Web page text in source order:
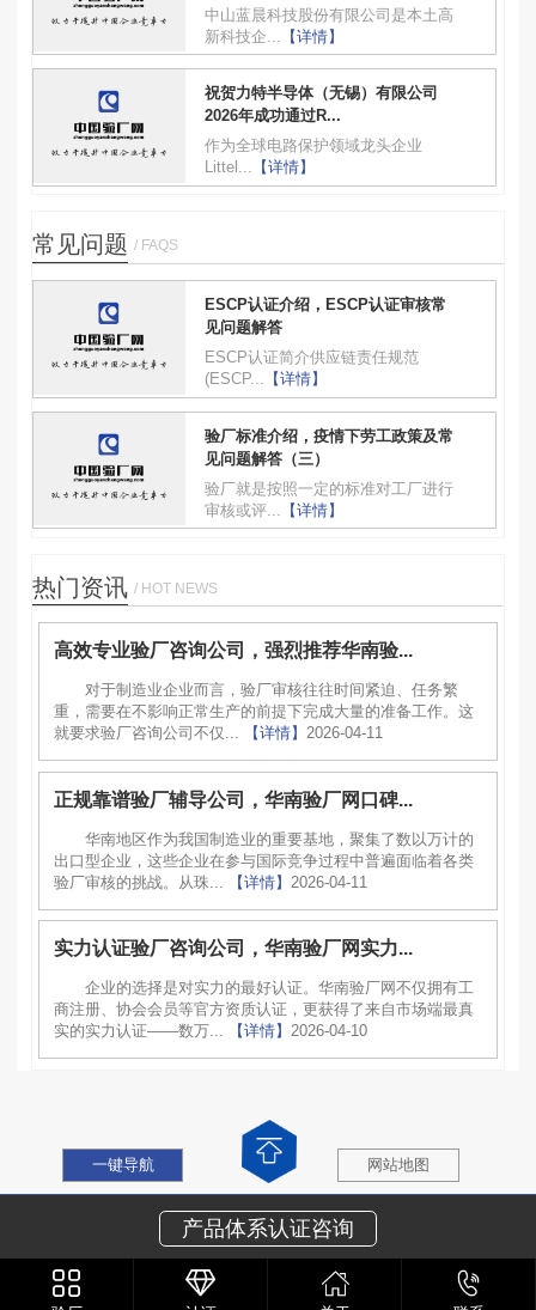
中山蓝晨科技股份有限公司是本土高
新科技企...
【详情】
祝贺力特半导体（无锡）有限公司
2026年成功通过R...
作为全球电路保护领域龙头企业
Littel... 【详情】
常见问题 / FAQS
ESCP认证介绍，ESCP认证审核常
见问题解答
ESCP认证简介供应链责任规范
(ESCP... 【详情】
验厂标准介绍，疫情下劳工政策及常
见问题解答（三）
验厂就是按照一定的标准对工厂进行
审核或评... 【详情】
热门资讯 / HOT NEWS
高效专业验厂咨询公司，强烈推荐华南验...
对于制造业企业而言，验厂审核往往时间紧迫、任务繁
重，需要在不影响正常生产的前提下完成大量的准备工作。这
就要求验厂咨询公司不仅...
【详情】 2026-04-11
正规靠谱验厂辅导公司，华南验厂网口碑...
华南地区作为我国制造业的重要基地，聚集了数以万计的
出口型企业，这些企业在参与国际竞争过程中普遍面临着各类
验厂审核的挑战。从珠...
【详情】 2026-04-11
实力认证验厂咨询公司，华南验厂网实力...
企业的选择是对实力的最好认证。华南验厂网不仅拥有工
商注册、协会会员等官方资质认证，更获得了来自市场端最真
实的实力认证——数万...
【详情】 2026-04-10
产品体系认证咨询
一键导航 网站地图